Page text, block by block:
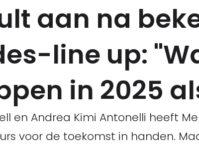
aan na
line up:
in 2025
en Andrea Kimi Antonelli heeft
voor de toekomst in handen.